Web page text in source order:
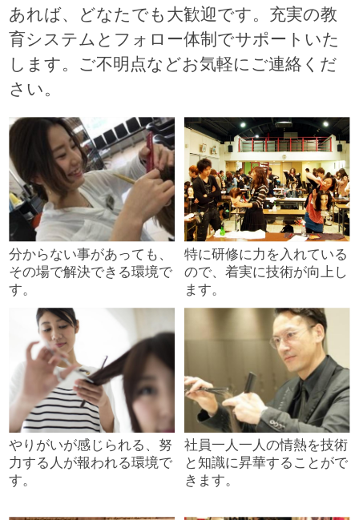
あれば、どなたでも大歓迎です。充実の教
育システムとフォロー体制でサポートいた
します。ご不明点などお気軽にご連絡くだ
さい。
分からない事があっても、
その場で解決できる環境で
す。
特に研修に力を入れている
ので、着実に技術が向上し
ます。
やりがいが感じられる、努
力する人が報われる環境で
す。
社員一人一人の情熱を技術
と知識に昇華することがで
きます。